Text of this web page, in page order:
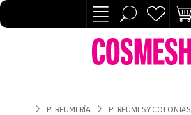
PERFUMERÍA PERFUMES Y COLONIAS